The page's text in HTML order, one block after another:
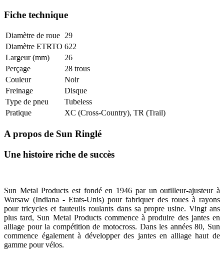
Fiche technique
Diamètre de roue 29
Diamètre ETRTO 622
Largeur (mm)
26
Perçage
28 trous
Couleur
Noir
Freinage
Disque
Type de pneu
Tubeless
Pratique
XC (Cross-Country), TR (Trail)
A propos de Sun Ringlé
Une histoire riche de succès
Sun Metal Products est fondé en 1946 par un outilleur-ajusteur à
Warsaw (Indiana - Etats-Unis) pour fabriquer des roues à rayons
pour tricycles et fauteuils roulants dans sa propre usine. Vingt ans
plus tard, Sun Metal Products commence à produire des jantes en
alliage pour la compétition de motocross. Dans les années 80, Sun
commence également à développer des jantes en alliage haut de
gamme pour vélos.